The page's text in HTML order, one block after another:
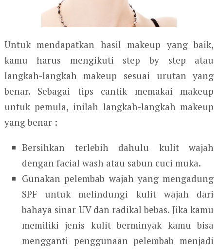
Untuk mendapatkan hasil makeup yang baik,
kamu harus mengikuti step by step atau
langkah-langkah makeup sesuai urutan yang
benar. Sebagai tips cantik memakai makeup
untuk pemula, inilah langkah-langkah makeup
yang benar :
Bersihkan terlebih dahulu kulit wajah
dengan facial wash atau sabun cuci muka.
Gunakan pelembab wajah yang mengadung
SPF untuk melindungi kulit wajah dari
bahaya sinar UV dan radikal bebas. Jika kamu
memiliki jenis kulit berminyak kamu bisa
mengganti penggunaan pelembab menjadi